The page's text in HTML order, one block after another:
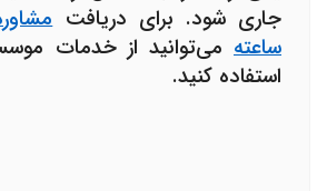
جاری شود. برای دریافت
ساعتهمی‌توانید از خدمات
استفاده کنید.